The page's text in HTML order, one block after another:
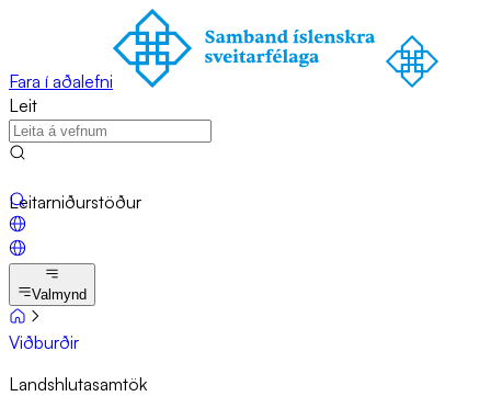
Fara í aðalefni
Leit
Leitarniðurstöður
Valmynd
Viðburðir
Landshlutasamtök